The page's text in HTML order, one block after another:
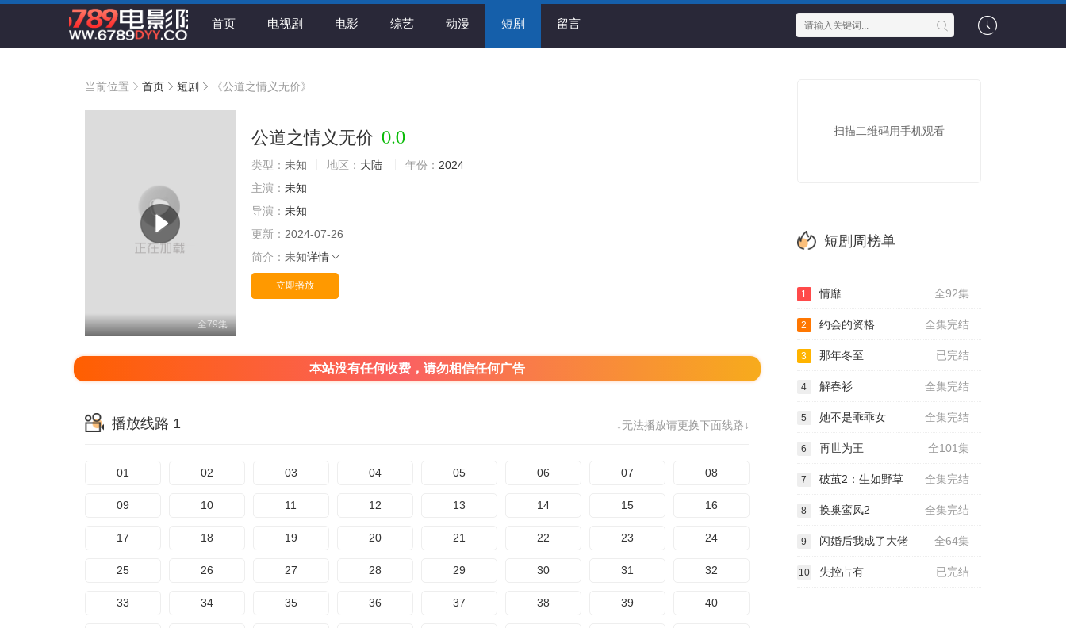
首页 电视剧 电影 综艺 动漫 短剧 留言
当前位置 首页 短剧 《公道之情义无价》
全79集
公道之情义无价 0.0
类型： 未知 地区： 大陆 年份： 2024
主演： 未知
导演： 未知
更新： 2024-07-26
简介： 未知详情
立即播放
本站没有任何收费，请勿相信任何广告
↓无法播放请更换下面线路↓
播放线路 1
01 02 03 04 05 06 07 08
09 10 11 12 13 14 15 16
17 18 19 20 21 22 23 24
25 26 27 28 29 30 31 32
33 34 35 36 37 38 39 40
扫描二维码用手机观看
短剧周榜单
全92集
1 情靡
全集完结
2 约会的资格
已完结
3 那年冬至
全集完结
4 解春衫
全集完结
5 她不是乖乖女
全101集
6 再世为王
全集完结
7 破茧2：生如野草
全集完结
8 换巢鸾凤2
全64集
9 闪婚后我成了大佬
已完结
10 失控占有